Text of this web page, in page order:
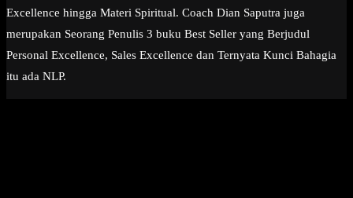
Excellence hingga Materi Spiritual. Coach Dian Saputra juga
merupakan Seorang Penulis 3 buku Best Seller yang Berjudul
Personal Excellence, Sales Excellence dan Ternyata Kunci Bahagia
itu ada NLP.